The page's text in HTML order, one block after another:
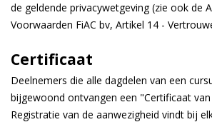
de geldende privacywetgeving (zie ook de
Voorwaarden FiAC bv, Artikel 14 -
Certificaat
Deelnemers die alle dagdelen van een
bijgewoond ontvangen een "Certificaat
Registratie van de aanwezigheid vindt bij